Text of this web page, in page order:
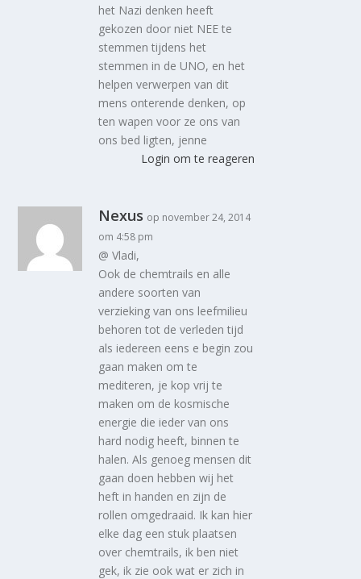
het Nazi denken heeft
gekozen door niet NEE te
stemmen tijdens het
stemmen in de UNO, en het
helpen verwerpen van dit
mens onterende denken, op
ten wapen voor ze ons van
ons bed ligten, jenne
Login om te reageren
Nexus op november 24, 2014
om 4:58 pm
@ Vladi,
Ook de chemtrails en alle
andere soorten van
verzieking van ons leefmilieu
behoren tot de verleden tijd
als iedereen eens e begin zou
gaan maken om te
mediteren, je kop vrij te
maken om de kosmische
energie die ieder van ons
hard nodig heeft, binnen te
halen. Als genoeg mensen dit
gaan doen hebben wij het
heft in handen en zijn de
rollen omgedraaid. Ik kan hier
elke dag een stuk plaatsen
over chemtrails, ik ben niet
gek, ik zie ook wat er zich in